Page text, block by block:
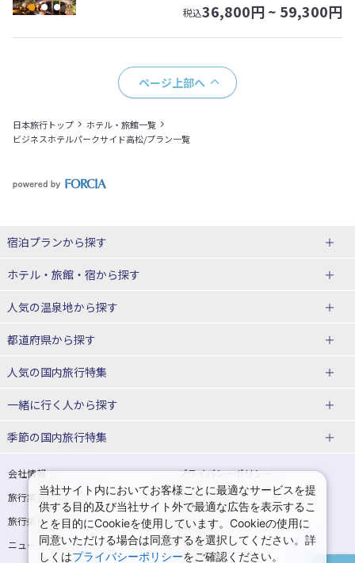
税込36,800円 ~ 59,300円
ページ上部へ
日本旅行トップ
ホテル・旅館一覧
ビジネスホテルパークサイド高松/プラン一覧
宿泊プランから探す
北海道
東北
青森県
宮城県
山形県
関東
埼玉県 千葉県
茨城県 栃木県
ホテル・旅館・宿から探す
北海道ホテル・旅館
青森県ホテル・旅館
宮城県ホテル・旅館
山形県ホテル・旅館
東京都ホテル・旅館 神奈川県ホテル・旅館
埼玉県ホテル・旅館 千葉県ホテル・旅館
茨城県ホテル・旅館 栃木県ホテル・旅館
人気の温泉地から探す
北海道
湯の川温泉(北海道)
十勝川温泉(北海道)
洞爺湖温泉(北海道)
層雲峡温泉(北海道)
東北
花巻温泉(岩手) 蔵王温泉(山形)
都道府県から探す
北海道旅行・ツアー
東北
青森旅行・ツアー 岩手旅行・ツアー
宮城旅行・ツアー 秋田旅行・ツアー
山形旅行・ツアー 福島旅行・ツアー
人気の国内旅行特集
東京ディズニーリゾート®への旅
ユニバーサル・スタジオ・ジャパ
一緒に行く人から探す
一人旅 国内版
カップル・夫婦旅行 国内版 女子旅 国内版
卒業旅行・学生旅行 国内版
季節の国内旅行特集
桜・お花見特集
ゴールデンウィーク（GW）の国内
旅行
夏休み・お盆の国内旅行 7月の国内旅行
8月の国内旅行 9月の国内旅行
会社情報
プライバシーポリシー
旅行業登録票・約款
規約集
旅行条件書
商標について
ニュースリリース
採用情報
当社サイト内においてお客様ごとに最適なサービスを提
供する目的及び当社サイト外で最適な広告を表示するこ
とを目的にCookieを使用しています。Cookieの使用に
同意いただける場合は同意するを選択してください。詳
しくはプライバシーポリシーをご確認ください。